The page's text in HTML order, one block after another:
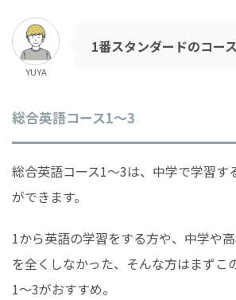
YUYA
1番スタンダードのコー
総合英語コース1〜3
総合英語コース1〜3は、中学で学習す
ができます。
1から英語の学習をする方や、中学や
を全くしなかった、そんな方はまずこ
1〜3がおすすめ。